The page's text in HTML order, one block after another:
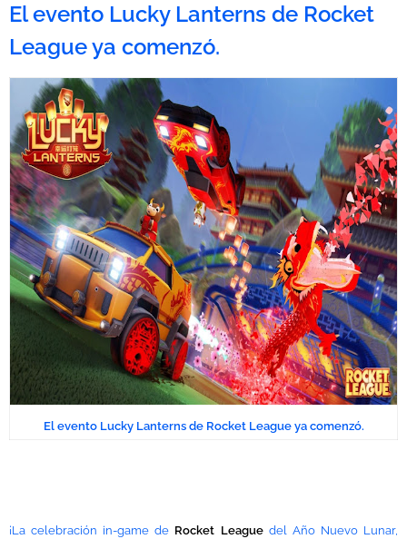
El evento Lucky Lanterns de Rocket
League ya comenzó.
El evento Lucky Lanterns de Rocket League ya comenzó.
¡La celebración in-game de Rocket Leaguedel Año Nuevo Lunar,